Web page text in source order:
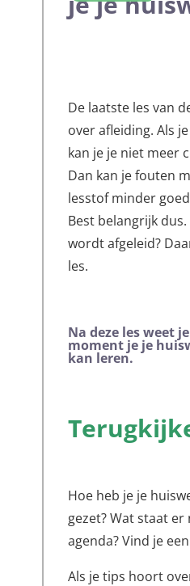
De laatste les van
over afleiding. Als
kan je je niet meer
Dan kan je fouten
lesstof minder
Best belangrijk
wordt afgeleid?
les.
Na deze lesweet
moment je je
kan leren.
Hoe heb je je
gezet? Wat staat
agenda? Vind je
Als je tips hoort